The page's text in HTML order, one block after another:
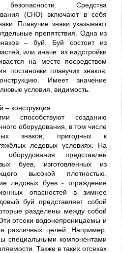
Средства
(СНО) включают в себя
Плавучие знаки указывают
препятствия. Одна из
– буй. Буй состоит из
или иначе: из надстройки
на месте посредством
постановки плавучих знаков,
Имеет значение
условия, видимость.
– конструкция
способствуют созданию
оборудования, в том числе
знаков, пригодных к
ледовых условиях. На
оборудования представлен
буев, изготовленных из
высокой плотностью.
ледовых буев - ограждение
опасностей в зимнее
буй представляет собой
разделены между собой
отсеки водонепроницаемы и
различных целей. Например,
специальными компонентами
Также в таких отсеках